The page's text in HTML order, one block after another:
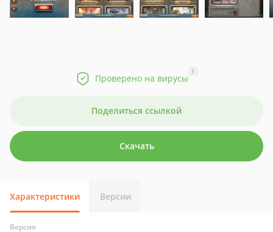
Проверено на вирусы
?
Поделиться ссылкой
Скачать
Характеристики Версии
Версия